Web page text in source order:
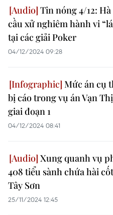
Tin nóng 4/12:
cầu xử nghiêm hành vi
tại các giải Poker
04/12/2024 09:28
Mức án cụ
bị cáo trong vụ án Vạn
giai đoạn 1
04/12/2024 08:41
Xung quanh vụ
408 tiểu sành chứa hài
Tây Sơn
25/11/2024 12:45